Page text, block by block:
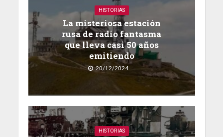
HISTORIAS
La misteriosa estación
rusa de radio fantasma
que lleva casi 50 años
emitiendo
20/12/2024
HISTORIAS